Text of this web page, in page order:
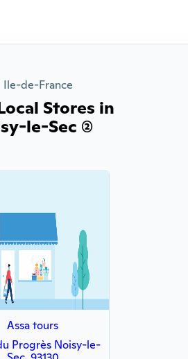
Ile-de-France
Stores in
le-Sec (2)
Assa tours
Progrès Noisy-le-